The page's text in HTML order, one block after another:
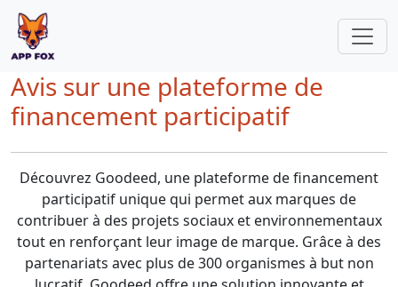
Avis sur une plateforme de
financement participatif
Découvrez Goodeed, une plateforme de financement
participatif unique qui permet aux marques de
contribuer à des projets sociaux et environnementaux
tout en renforçant leur image de marque. Grâce à des
partenariats avec plus de 300 organismes à but non